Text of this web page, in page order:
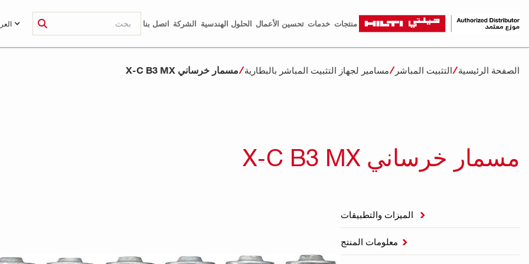
منتجات خدمات تحسين الأعمال الحلول الهندسية الشركة اتصل بنا
الصفحة الرئيسية التثبيت المباشر مسامير لجهاز التثبيت المباشر بالبطارية مسمار خرساني X-C B3 MX
مسمار خرساني X-C B3 MX

معلومات المنتج 